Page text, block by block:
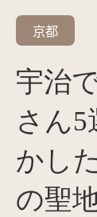
京都
宇治
さん5
かし
の聖